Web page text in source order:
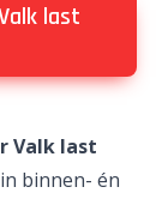
last
Valk last
binnen- én